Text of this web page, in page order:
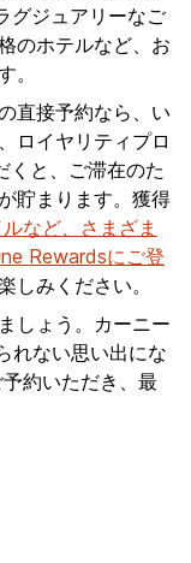
グジュアリーなご
のホテルなど、お
。
直接予約なら、い
ロイヤリティプロ
くと、ご滞在のた
貯まります。獲得
など、さまざま
Rewardsにご登
しみください。
しょう。カーニー
れない思い出にな
約いただき、最